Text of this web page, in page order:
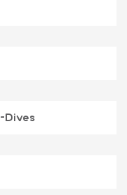
Dives